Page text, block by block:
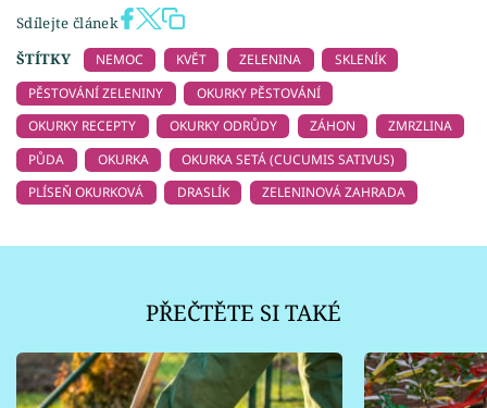
Sdílejte článek
ŠTÍTKY
NEMOC KVĚT ZELENINA
SKLENÍK
PĚSTOVÁNÍ ZELENINY
OKURKY PĚSTOVÁNÍ
OKURKY RECEPTY
OKURKY ODRŮDY ZÁHON
ZMRZLINA
PŮDA
OKURKA
OKURKA SETÁ (CUCUMIS SATIVUS)
PLÍSEŇ OKURKOVÁ
DRASLÍK ZELENINOVÁ ZAHRADA
PŘEČTĚTE SI TAKÉ